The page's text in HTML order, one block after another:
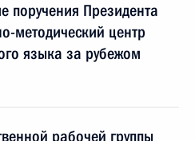
поручения Президента
методический центр
языка за рубежом
рабочей группы